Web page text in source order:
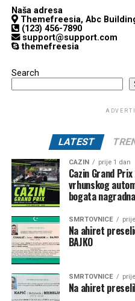
Naša adresa
Themefreesia, Abc
(123) 456-7890
support@support.com
themefreesia
Search
LATEST
CAZIN prije 1 dan
Cazin Grand
vrhunskog
bogata
SMRTOVNICE
Na ahiret
BAJKO
SMRTOVNICE
Na ahiret